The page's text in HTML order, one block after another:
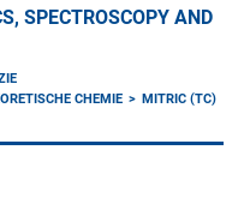
SPECTROSCOPY AND
CHEMIE
MITRIC (TC)